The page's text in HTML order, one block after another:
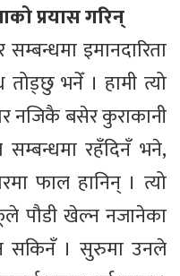
प्रयास गरिन्
सम्बन्धमा इमानदारिता
भनेँ । हामी त्यो
नजिकै बसेर कुराकानी
रहँदिनँ भने,
फाल हानिन् । त्यो
पौडी खेल्न नजानेका
सकिनँ । सुरुमा उनले